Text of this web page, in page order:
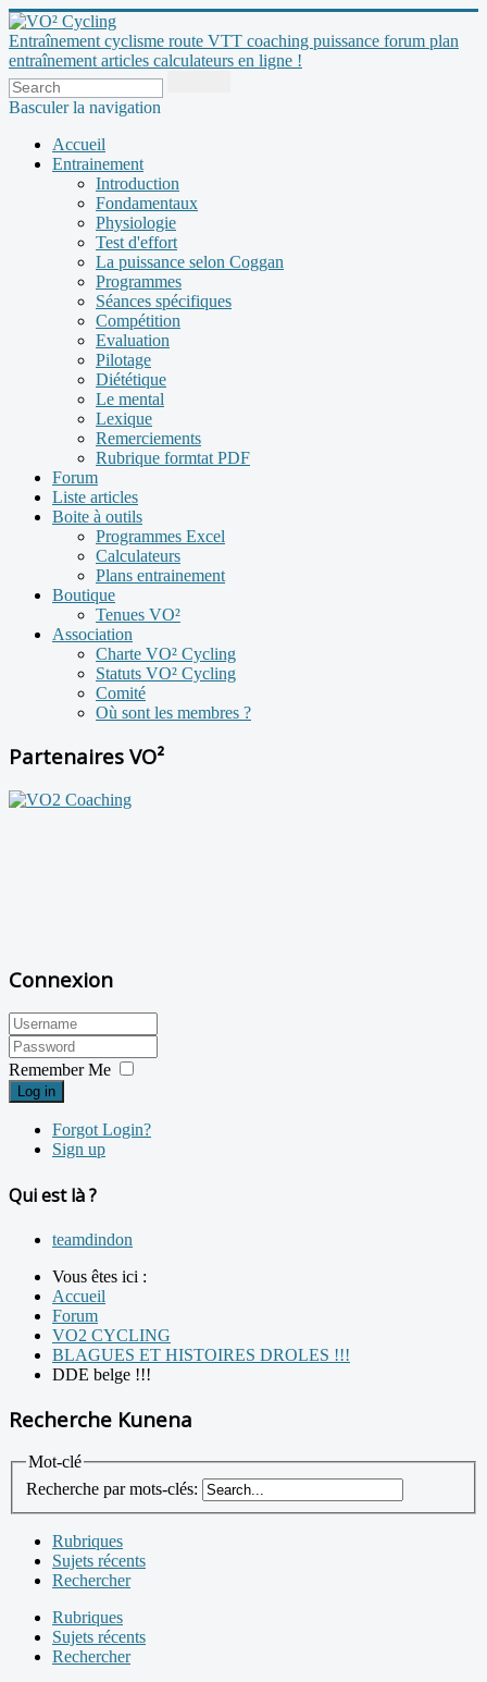
Entraînement cyclisme route VTT coaching puissance forum plan
entraînement articles calculateurs en ligne !
Basculer la navigation
Accueil
Entrainement
Introduction
Fondamentaux
Physiologie
Test d'effort
La puissance selon Coggan
Programmes
Séances spécifiques
Compétition
Evaluation
Pilotage
Diététique
Le mental
Lexique
Remerciements
Rubrique formtat PDF
Forum
Liste articles
Boite à outils
Programmes Excel
Calculateurs
Plans entrainement
Boutique
Tenues VO²
Association
Charte VO² Cycling
Statuts VO² Cycling
Comité
Où sont les membres ?
Partenaires VO²
Connexion
Remember Me
Log in
Forgot Login?
Sign up
Qui est là ?
teamdindon
Vous êtes ici :
Accueil
Forum
VO2 CYCLING
BLAGUES ET HISTOIRES DROLES !!!
DDE belge !!!
Recherche Kunena
Mot-clé
Recherche par mots-clés:
Rubriques
Sujets récents
Rechercher
Rubriques
Sujets récents
Rechercher